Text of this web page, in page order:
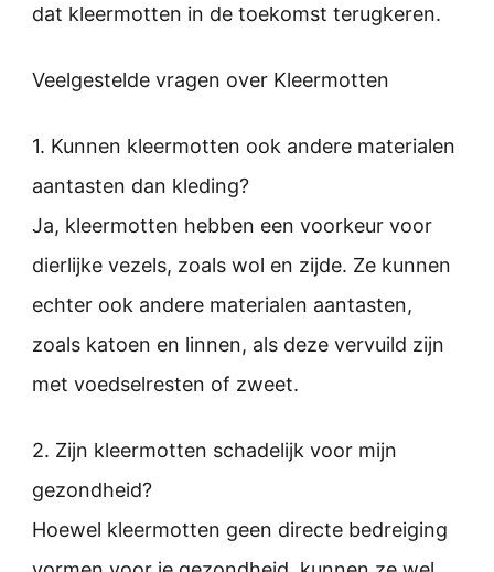
dat kleermotten in de toekomst terugkeren.
Veelgestelde vragen over Kleermotten
1. Kunnen kleermotten ook andere materialen
aantasten dan kleding?
Ja, kleermotten hebben een voorkeur voor
dierlijke vezels, zoals wol en zijde. Ze kunnen
echter ook andere materialen aantasten,
zoals katoen en linnen, als deze vervuild zijn
met voedselresten of zweet.
2. Zijn kleermotten schadelijk voor mijn
gezondheid?
Hoewel kleermotten geen directe bedreiging